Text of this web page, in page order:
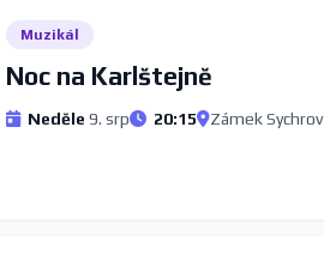
Muzikál
Noc na Karlštejně
Neděle 9. srp 20:15 Zámek Sychrov